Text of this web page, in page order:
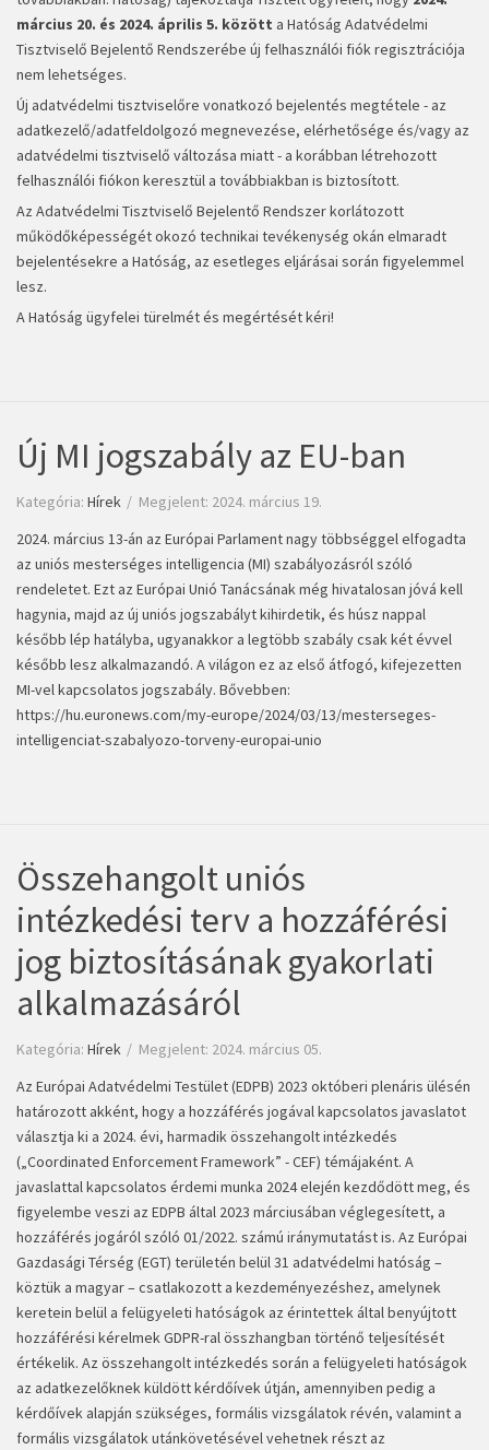
március 20. és 2024. április 5. között a Hatóság Adatvédelmi
Tisztviselő Bejelentő Rendszerébe új felhasználói fiók regisztrációja
nem lehetséges.
Új adatvédelmi tisztviselőre vonatkozó bejelentés megtétele - az
adatkezelő/adatfeldolgozó megnevezése, elérhetősége és/vagy az
adatvédelmi tisztviselő változása miatt - a korábban létrehozott
felhasználói fiókon keresztül a továbbiakban is biztosított.
Az Adatvédelmi Tisztviselő Bejelentő Rendszer korlátozott
működőképességét okozó technikai tevékenység okán elmaradt
bejelentésekre a Hatóság, az esetleges eljárásai során figyelemmel
lesz.
A Hatóság ügyfelei türelmét és megértését kéri!
Új MI jogszabály az EU-ban
Kategória: Hírek
Megjelent: 2024. március 19.
2024. március 13-án az Európai Parlament nagy többséggel elfogadta
az uniós mesterséges intelligencia (MI) szabályozásról szóló
rendeletet. Ezt az Európai Unió Tanácsának még hivatalosan jóvá kell
hagynia, majd az új uniós jogszabályt kihirdetik, és húsz nappal
később lép hatályba, ugyanakkor a legtöbb szabály csak két évvel
később lesz alkalmazandó. A világon ez az első átfogó, kifejezetten
MI-vel kapcsolatos jogszabály. Bővebben:
https://hu.euronews.com/my-europe/2024/03/13/mesterseges-
intelligenciat-szabalyozo-torveny-europai-unio
Összehangolt uniós
intézkedési terv a hozzáférési
jog biztosításának gyakorlati
alkalmazásáról
Kategória: Hírek
Megjelent: 2024. március 05.
Az Európai Adatvédelmi Testület (EDPB) 2023 októberi plenáris ülésén
határozott akként, hogy a hozzáférés jogával kapcsolatos javaslatot
választja ki a 2024. évi, harmadik összehangolt intézkedés
(„Coordinated Enforcement Framework” - CEF) témájaként. A
javaslattal kapcsolatos érdemi munka 2024 elején kezdődött meg, és
figyelembe veszi az EDPB által 2023 márciusában véglegesített, a
hozzáférés jogáról szóló 01/2022. számú iránymutatást is. Az Európai
Gazdasági Térség (EGT) területén belül 31 adatvédelmi hatóság –
köztük a magyar – csatlakozott a kezdeményezéshez, amelynek
keretein belül a felügyeleti hatóságok az érintettek által benyújtott
hozzáférési kérelmek GDPR-ral összhangban történő teljesítését
értékelik. Az összehangolt intézkedés során a felügyeleti hatóságok
az adatkezelőknek küldött kérdőívek útján, amennyiben pedig a
kérdőívek alapján szükséges, formális vizsgálatok révén, valamint a
formális vizsgálatok utánkövetésével vehetnek részt az